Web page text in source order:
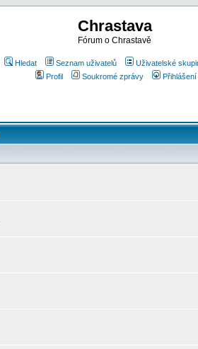
Chrastava
Fórum o Chrastavě
Hledat Seznam uživatelů Uživatelské
Profil
Soukromé zprávy Přihlášení